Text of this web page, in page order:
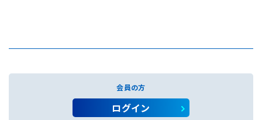
会員の方
ログイン